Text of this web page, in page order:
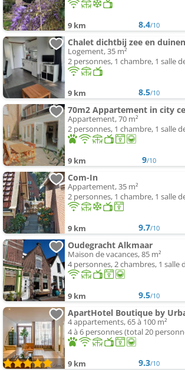
9 km 8.4/10
Chalet dichtbij zee en duinen
Logement, 35 m²
2 personnes, 1 chambre, 1 salle
9 km 8.5/10
Appartement, 70 m²
2 personnes, 1 chambre, 1 salle
9 km 9/10
Com-In
Appartement, 35 m²
2 personnes, 1 chambre, 1 salle
9 km 9.7/10
Oudegracht Alkmaar
Maison de vacances, 85 m²
4 personnes, 2 chambres, 1 salle
9 km 9.5/10
ApartHotel Boutique by
4 appartements, 65 à 100 m²
4 à 6 personnes (total 20
9 km 9.3/10